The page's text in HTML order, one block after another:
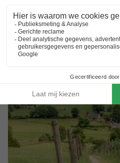
Weg in september!
Kies een rustige en voordelige vakantie